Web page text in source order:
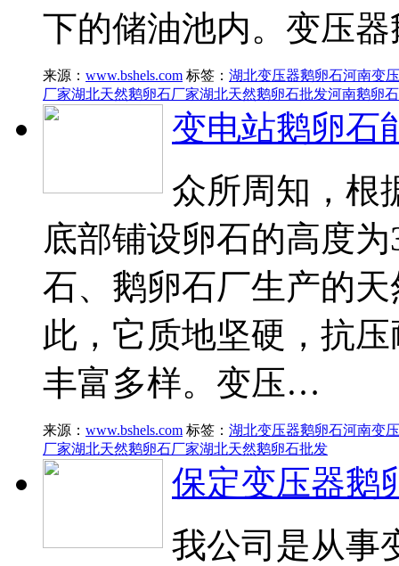
下的储油池内。变压
来源： www.bshels.com 标签： 湖北变压器鹅卵石河南变
厂家湖北天然鹅卵石厂家湖北天然鹅卵石批发河南鹅卵
变电站鹅卵石
众所周知，根
底部铺设卵石的高度
石、鹅卵石厂生产的
此，它质地坚硬，抗
丰富多样。变压…
来源： www.bshels.com 标签： 湖北变压器鹅卵石河南变
厂家湖北天然鹅卵石厂家湖北天然鹅卵石批发
保定变压器鹅
我公司是从事